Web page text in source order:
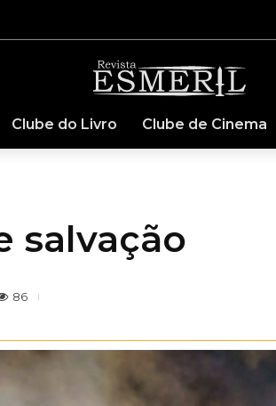
Clube do Livro Clube de Cinema
salvação
86